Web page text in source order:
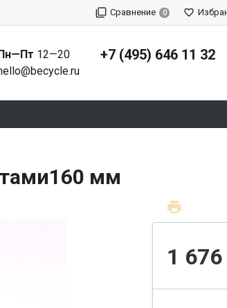
Сравнение 0
12—20
+7 (495) 646 11 32
мм
1 676